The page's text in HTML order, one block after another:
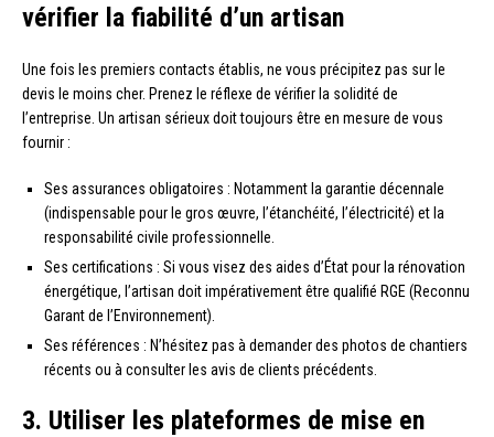
vérifier la fiabilité d’un artisan
Une fois les premiers contacts établis, ne vous précipitez pas sur le
devis le moins cher. Prenez le réflexe de vérifier la solidité de
l’entreprise. Un artisan sérieux doit toujours être en mesure de vous
fournir :
Ses assurances obligatoires : Notamment la garantie décennale
(indispensable pour le gros œuvre, l’étanchéité, l’électricité) et la
responsabilité civile professionnelle.
Ses certifications : Si vous visez des aides d’État pour la rénovation
énergétique, l’artisan doit impérativement être qualifié RGE (Reconnu
Garant de l’Environnement).
Ses références : N’hésitez pas à demander des photos de chantiers
récents ou à consulter les avis de clients précédents.
3. Utiliser les plateformes de mise en